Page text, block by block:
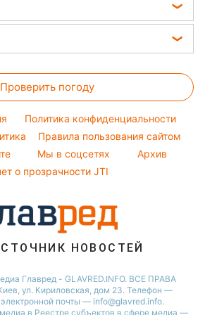
Тана
Проверить погоду
Политика конфиденциальности
Правила пользования сайтом
Мы в соцсетях
Архив
о прозрачности JTI
НОВОСТЕЙ
Главред - GLAVRED.INFO. ВСЕ ПРАВА
ул. Кириловская, дом 23. Телефон —
почты — info@glavred.info.
в Реестре cубъектов в сфере медиа —